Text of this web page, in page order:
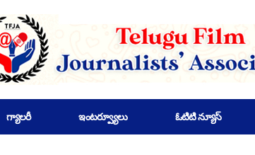
గ్యాలరీ ఇంటర్వ్యూలు ఓటిటి న్యూస్